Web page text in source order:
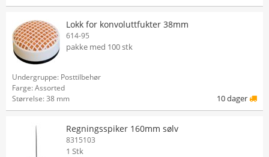
Lokk for konvoluttfukter 38mm
614-95
pakke med 100 stk
Undergruppe: Posttilbehør
Farge: Assorted
Størrelse: 38 mm
10 dager
Regningsspiker 160mm sølv
8315103
1 Stk